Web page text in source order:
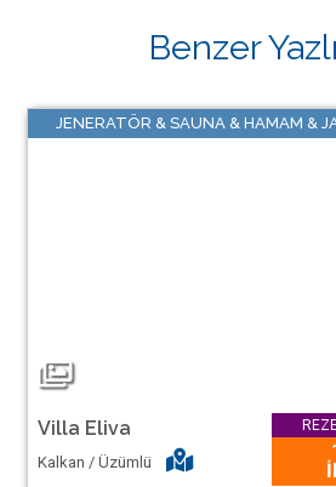
Benzer
JENERATÖR & SAUNA & HAMAM &
Villa Eliva
Kalkan / Üzümlü